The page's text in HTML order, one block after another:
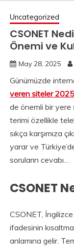
Uncategorized
CSONET
Önemi ve
May 28, 2025
Günümüzde
veren siteler 2025
de önemli bir yere
terimi özellikle
sıkça karşımıza
yarar ve
soruların cevabı…
CSONET
CSONET, İngilizce
ifadesinin
anlamına gelir.